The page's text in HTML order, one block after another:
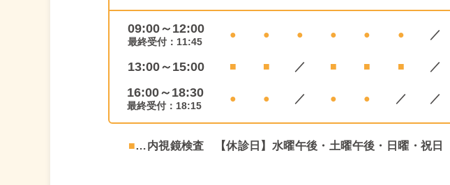
09:00～12:00
最終受付：11:45
● ● ● ● ● ● ／
13:00～15:00 ■ ■ ／ ■ ■ ■ ／
16:00～18:30
最終受付：18:15
● ● ／ ● ● ／ ／
■…内視鏡検査 【休診日】水曜午後・土曜午後・日曜・祝日